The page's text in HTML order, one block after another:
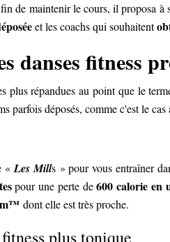
de maintenir le cours, il proposa à
et les coachs qui souhaitent
danses fitness
plus répandues au point que le
parfois déposés, comme c'est le cas
«Les Mills » pour vous entraîner
pour une perte de600 calorie en
dont elle est très proche.
plus tonique